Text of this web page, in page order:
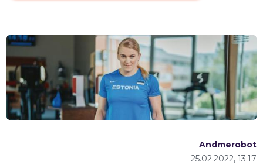
25.02.2022, 13:17
Andmerobot